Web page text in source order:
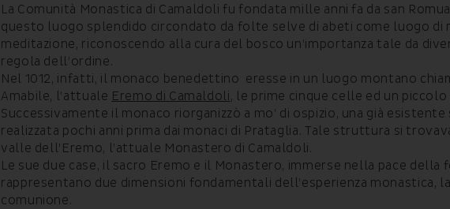
La Comunità Monastica di Camaldoli fu fondata mille anni fa da san
questo luogo splendido circondato da folte selve di abeti come luogo di
meditazione, riconoscendo alla cura del bosco un’importanza tale da
regola dell’ordine.
Nel 1012, infatti, il monaco benedettino eresse in un luogo montano
Amabile, l’attuale Eremo di Camaldoli, le prime cinque celle ed un
Successivamente il monaco riorganizzò a mo’ di ospizio, una già
realizzata pochi anni prima dai monaci di Prataglia. Tale struttura si
valle dell’Eremo, l’attuale Monastero di Camaldoli.
Le sue due case, il sacro Eremo e il Monastero, immerse nella pace della
rappresentano due dimensioni fondamentali dell’esperienza monastica,
comunione.